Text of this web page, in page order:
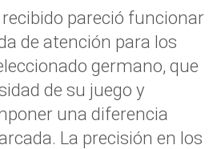
pareció funcionar
de atención para los
germano, que
de su juego y
una diferencia
La precisión en los